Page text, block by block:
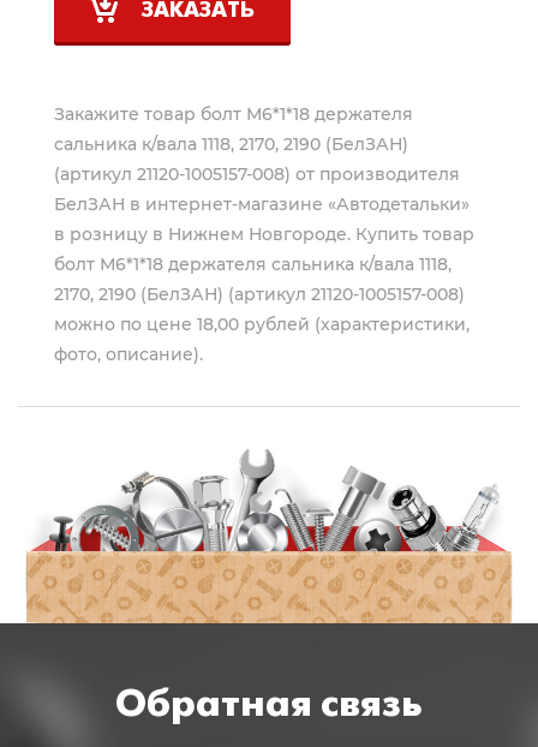
ЗАКАЗАТЬ
Закажите товар болт М6*1*18 держателя
сальника к/вала 1118, 2170, 2190 (БелЗАН)
(артикул 21120-1005157-008) от производителя
БелЗАН в интернет-магазине «Автодетальки»
в розницу в Нижнем Новгороде. Купить товар
болт М6*1*18 держателя сальника к/вала 1118,
2170, 2190 (БелЗАН) (артикул 21120-1005157-008)
можно по цене 18,00 рублей (характеристики,
фото, описание).
Обратная связь